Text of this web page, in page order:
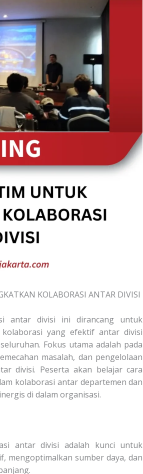
KOLABORASI ANTAR DIVISI
antar divisi ini dirancang untuk
yang efektif antar divisi
Fokus utama adalah pada
masalah, dan pengelolaan
divisi. Peserta akan belajar cara
kolaborasi antar departemen dan
di dalam organisasi.
antar divisi adalah kunci untuk
mengoptimalkan sumber daya, dan